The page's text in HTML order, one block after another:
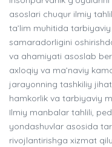
asoslari chuqur ilmiy
ta’lim muhitida
samaradorligini
va ahamiyati asoslab
axloqiy va ma’naviy
jarayonning tashkiliy
hamkorlik va tarbiyaviy
Ilmiy manbalar tahlili,
yondashuvlar asosida
rivojlantirishga xizmat